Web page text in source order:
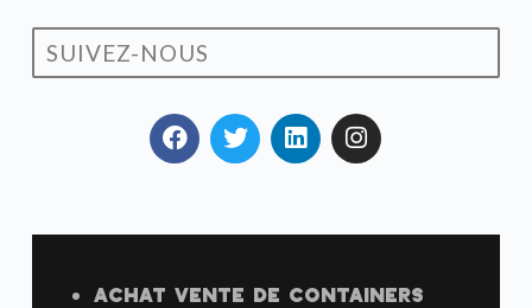
SUIVEZ-NOUS
ACHAT VENTE DE CONTAINERS